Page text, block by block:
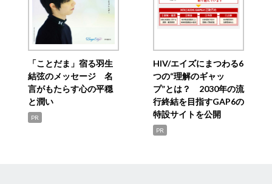
「ことだま」宿る羽生
結弦のメッセージ 名
言がもたらす心の平穏
と潤い
PR
HIV/エイズにまつわる6
つの“理解のギャッ
プ”とは？ 2030年の流
行終結を目指すGAP6の
特設サイトを公開
PR